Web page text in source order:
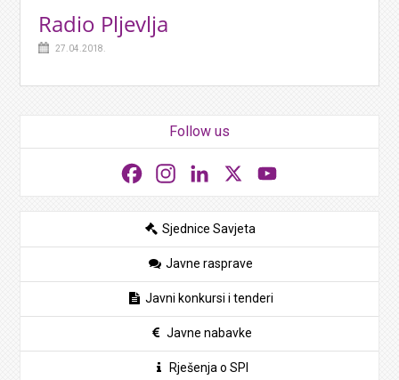
Radio Pljevlja
27.04.2018.
Follow us
FacebookInstagramLinkedIn
Sjednice Savjeta
Javne rasprave
Javni konkursi i tenderi
Javne nabavke
Rješenja o SPI